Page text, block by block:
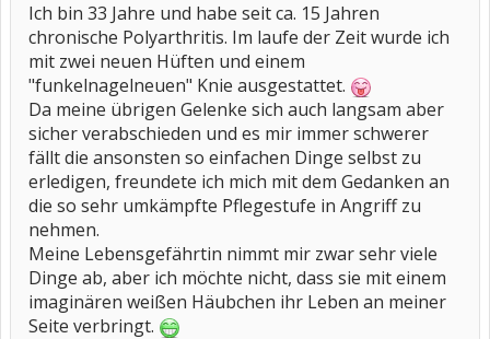
Ich bin 33 Jahre und habe seit ca. 15 Jahren
chronische Polyarthritis. Im laufe der Zeit wurde ich
mit zwei neuen Hüften und einem
"funkelnagelneuen" Knie ausgestattet.
Da meine übrigen Gelenke sich auch langsam aber
sicher verabschieden und es mir immer schwerer
fällt die ansonsten so einfachen Dinge selbst zu
erledigen, freundete ich mich mit dem Gedanken an
die so sehr umkämpfte Pflegestufe in Angriff zu
nehmen.
Meine Lebensgefährtin nimmt mir zwar sehr viele
Dinge ab, aber ich möchte nicht, dass sie mit einem
imaginären weißen Häubchen ihr Leben an meiner
Seite verbringt.